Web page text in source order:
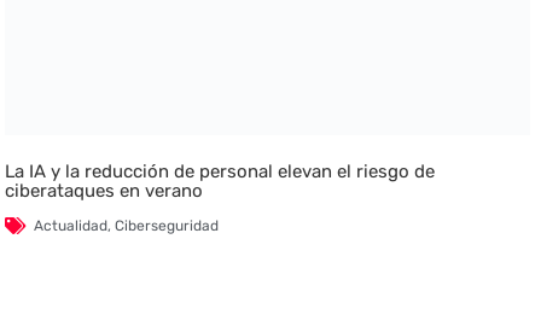
La IA y la reducción de personal elevan el riesgo de
ciberataques en verano
Actualidad,Ciberseguridad